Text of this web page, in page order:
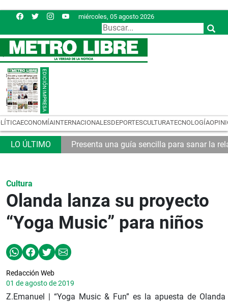
miércoles, 05 agosto 2026
ECONOMÍAINTERNACIONALESDEPORTESCULTURATECNOLOGÍA
logísticos Presenta una guía sencilla para sanar la
Cultura
Olanda lanza su proyecto
“Yoga Music” para niños
Redacción Web
01 de agosto de 2019
Z.Emanuel | “Yoga Music & Fun” es la apuesta de Olanda